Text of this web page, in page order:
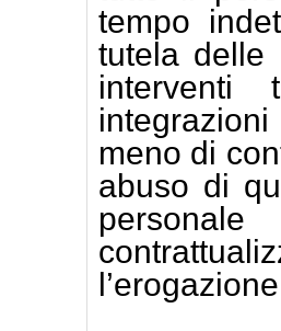
tempo
tutela delle
interventi
meno di
abuso di